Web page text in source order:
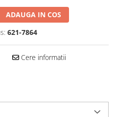
ADAUGA IN COS
621-7864
Cere informatii